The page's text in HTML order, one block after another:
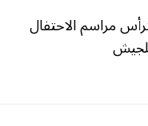
مراسم الاحتفال